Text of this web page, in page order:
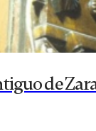
de